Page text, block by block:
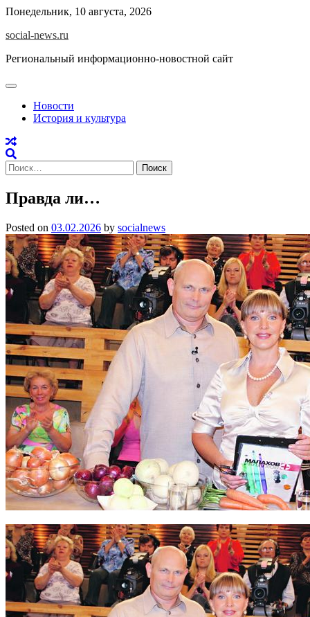
Skip
content
Понедельник, 10 августа, 2026
social-news.ru
Региональный информационно-новостной сайт
Новости
История и культура
Найти:
Правда ли…
Posted on 03.02.2026 by socialnews